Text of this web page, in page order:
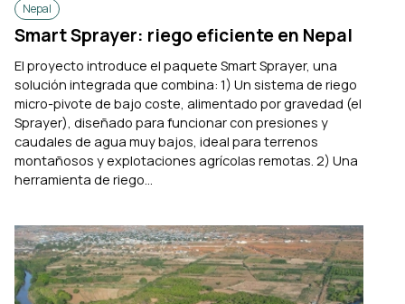
Nepal
Smart Sprayer: riego eficiente en Nepal
El proyecto introduce el paquete Smart Sprayer, una
solución integrada que combina: 1) Un sistema de riego
micro-pivote de bajo coste, alimentado por gravedad (el
Sprayer), diseñado para funcionar con presiones y
caudales de agua muy bajos, ideal para terrenos
montañosos y explotaciones agrícolas remotas. 2) Una
herramienta de riego...